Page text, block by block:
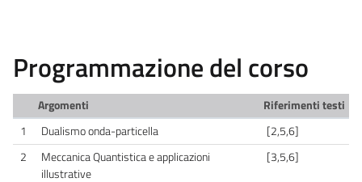
Programmazione del corso
Argomenti
Riferimenti testi
1
Dualismo onda-particella
[2,5,6]
2
Meccanica Quantistica e applicazioni
illustrative
[3,5,6]